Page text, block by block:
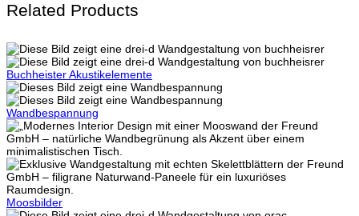
Related Products
Buchheister Akustikelemente
Wandbespannung
Moosbilder